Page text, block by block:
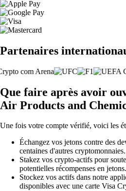
Partenaires
Que faire après avoir
Air Products and
Une fois votre compte vérifié, voici les
Échangez vos jetons contre des
centaines d'autres cryptomonnaies.
Stakez vos crypto-actifs pour
potentielles récompenses en jetons.
Stockez vos actifs dans notre
disponibles avec une carte Visa